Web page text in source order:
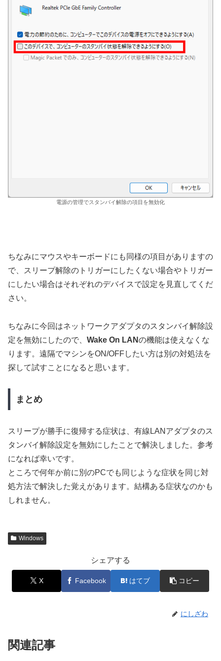
電源の管理でスタンバイ解除の項目を無効化
ちなみにマウスやキーボードにも同様の項目がありますの
で、スリープ解除のトリガーにしたくない場合やトリガー
にしたい場合はそれぞれのデバイスで設定を見直してくだ
さい。
ちなみに今回はネットワークアダプタのスタンバイ解除設
定を無効にしたので、 Wake On LANの機能は使えなくな
ります。遠隔でマシンをON/OFFしたい方は別の対処法を
探して試すことになると思います。
まとめ
スリープが勝手に復帰する症状は、有線LANアダプタのス
タンバイ解除設定を無効にしたことで解決しました。参考
になれば幸いです。
ところで何年か前に別のPCでも同じような症状を同じ対
処方法で解決した覚えがあります。結構ある症状なのかも
しれません。
Windows
シェアする
X Facebook はてブ コピー
にしざわ
関連記事